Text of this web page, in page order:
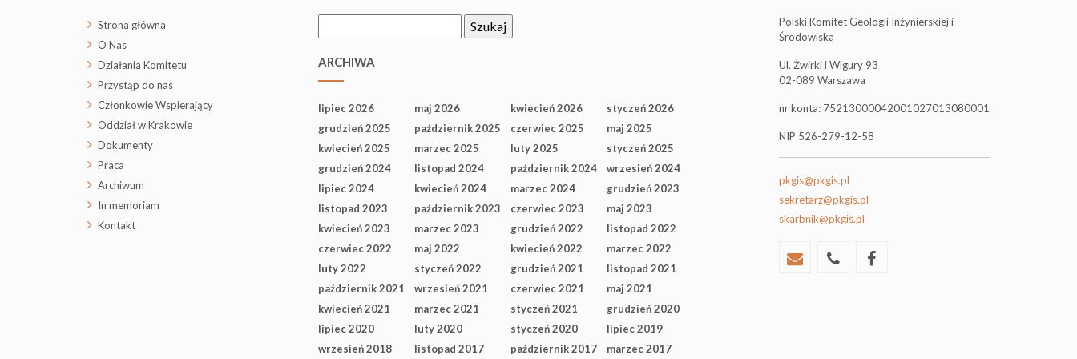
Strona główna
O Nas
Działania Komitetu
Przystąp do nas
Członkowie Wspierający
Oddział w Krakowie
Dokumenty
Praca
Archiwum
In memoriam
Kontakt
ARCHIWA
lipiec 2026 maj 2026 kwiecień 2026
styczeń 2026
grudzień 2025
październik 2025 czerwiec 2025
maj 2025
kwiecień 2025
marzec 2025 luty 2025
styczeń 2025
grudzień 2024
listopad 2024 październik 2024
wrzesień 2024
lipiec 2024
kwiecień 2024 marzec 2024
grudzień 2023
listopad 2023
październik 2023 czerwiec 2023
maj 2023
kwiecień 2023
marzec 2023 grudzień 2022
listopad 2022
czerwiec 2022
maj 2022 kwiecień 2022
marzec 2022
luty 2022
styczeń 2022 grudzień 2021
listopad 2021
październik 2021
wrzesień 2021 czerwiec 2021
maj 2021
kwiecień 2021
marzec 2021 styczeń 2021
grudzień 2020
lipiec 2020
luty 2020 styczeń 2020
lipiec 2019
wrzesień 2018
listopad 2017 październik 2017 marzec 2017
Polski Komitet Geologii Inżynierskiej i
Środowiska
Ul. Żwirki i Wigury 93
02-089 Warszawa
nr konta: 75213000042001027013080001
NIP 526-279-12-58
pkgis@pkgis.pl
sekretarz@pkgis.pl
skarbnik@pkgis.pl